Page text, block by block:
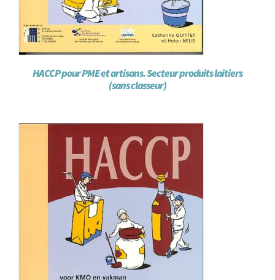
HACCP pour PME et artisans. Secteur produits laitiers
(sans classeur)